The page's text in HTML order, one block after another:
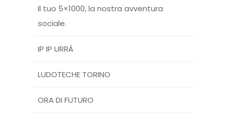
Il tuo 5×1000, la nostra avventura
sociale.
IP IP URRÀ
LUDOTECHE TORINO
ORA DI FUTURO